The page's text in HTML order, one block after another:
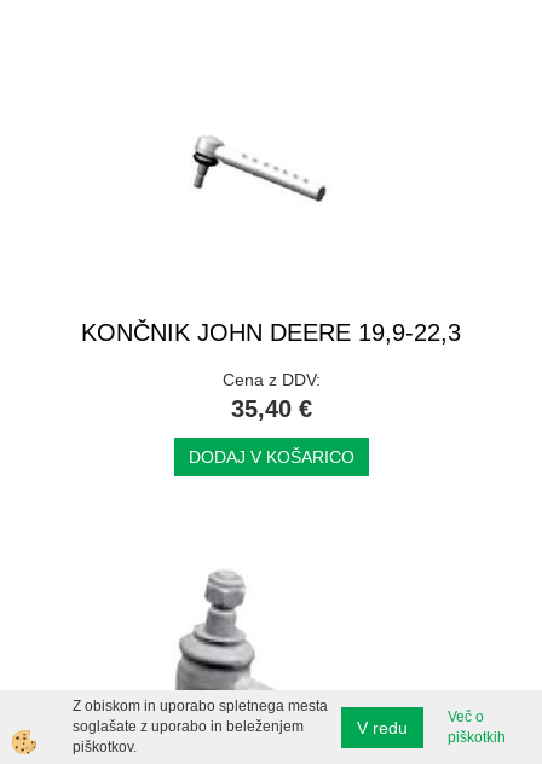
KONČNIK JOHN DEERE 19,9-22,3
Cena z DDV:
35,40 €
DODAJ V KOŠARICO
Z obiskom in uporabo spletnega mesta
soglašate z uporabo in beleženjem
piškotkov.
V redu
Več o
piškotkih